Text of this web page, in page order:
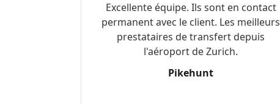
Excellente équipe. Ils sont en contact
permanent avec le client. Les meilleurs
prestataires de transfert depuis
l'aéroport de Zurich.
Pikehunt